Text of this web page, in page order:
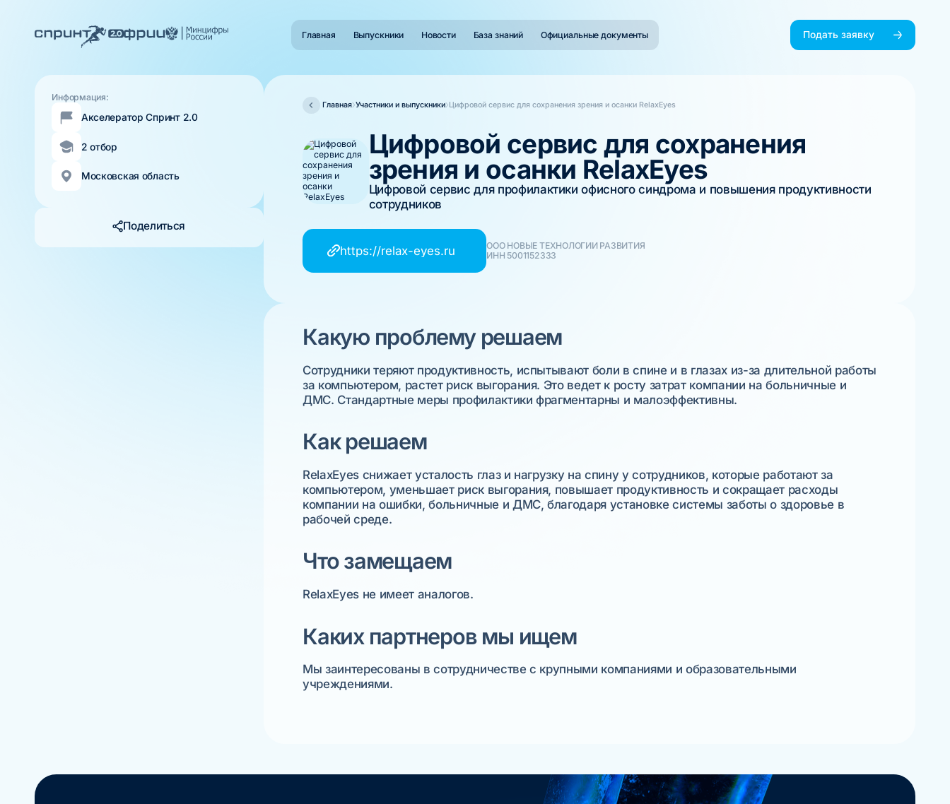
Главная Выпускники Новости База знаний Официальные документы Подать заявку
Информация:
Акселератор Спринт 2.0
2 отбор
Московская область
Поделиться
Главная Участники и выпускники Цифровой сервис для сохранения зрения и осанки RelaxEyes
Цифровой сервис для сохранения
зрения и осанки RelaxEyes
Цифровой сервис для профилактики офисного синдрома и повышения продуктивности
сотрудников
https://relax-eyes.ru
ООО НОВЫЕ ТЕХНОЛОГИИ РАЗВИТИЯ
ИНН 5001152333
Какую проблему решаем
Сотрудники теряют продуктивность, испытывают боли в спине и в глазах из-за длительной работы
за компьютером, растет риск выгорания. Это ведет к росту затрат компании на больничные и
ДМС. Стандартные меры профилактики фрагментарны и малоэффективны.
Как решаем
RelaxEyes снижает усталость глаз и нагрузку на спину у сотрудников, которые работают за
компьютером, уменьшает риск выгорания, повышает продуктивность и сокращает расходы
компании на ошибки, больничные и ДМС, благодаря установке системы заботы о здоровье в
рабочей среде.
Что замещаем
RelaxEyes не имеет аналогов.
Каких партнеров мы ищем
Мы заинтересованы в сотрудничестве с крупными компаниями и образовательными
учреждениями.